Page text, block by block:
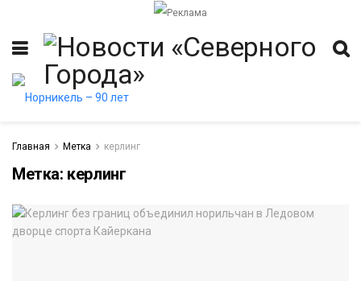
Главная Метка керлинг
Метка: керлинг